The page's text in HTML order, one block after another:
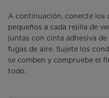
A continuación, conecte los
pequeños a cada rejilla de
juntas con cinta adhesiva
fugas de aire. Sujete los
se comben y compruebe el
todo.